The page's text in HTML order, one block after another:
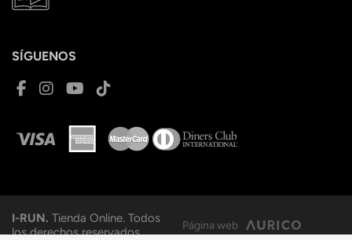
SÍGUENOS
I-RUN. Tienda Online. Todos
los derechos reservados.
Página web